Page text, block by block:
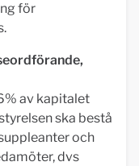
för
av kapitalet
ska bestå
och
dvs